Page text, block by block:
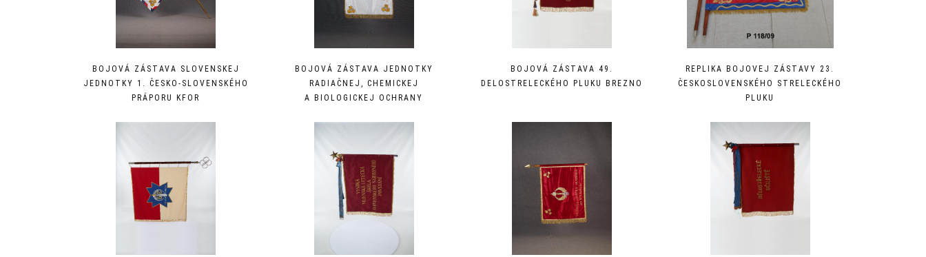
BOJOVÁ ZÁSTAVA SLOVENSKEJ
JEDNOTKY 1. ČESKO-SLOVENSKÉHO
PRÁPORU KFOR
BOJOVÁ ZÁSTAVA JEDNOTKY
RADIAČNEJ, CHEMICKEJ
A BIOLOGICKEJ OCHRANY
BOJOVÁ ZÁSTAVA 49.
DELOSTRELECKÉHO PLUKU BREZNO
REPLIKA BOJOVEJ ZÁSTAVY 23.
ČESKOSLOVENSKÉHO STRELECKÉHO
PLUKU